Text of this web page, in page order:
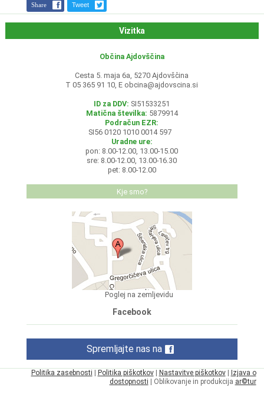
Share Tweet
Vizitka
Občina Ajdovščina
Cesta 5. maja 6a, 5270 Ajdovščina
T 05 365 91 10, E obcina@ajdovscina.si
ID za DDV: SI51533251
Matična številka: 5879914
Podračun EZR:
SI56 0120 1010 0014 597
Uradne ure:
pon: 8.00-12.00, 13.00-15.00
sre: 8.00-12.00, 13.00-16.30
pet: 8.00-12.00
Kje smo?
Poglej na zemljevidu
Facebook
Spremljajte nas na
Politika zasebnosti Politika piškotkov| Nastavitve piškotkov|
Izjava o
dostopnosti | Oblikovanje in produkcija ar©tur